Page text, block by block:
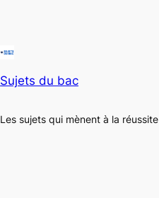
Sujets du bac
Les sujets qui mènent à la réussite